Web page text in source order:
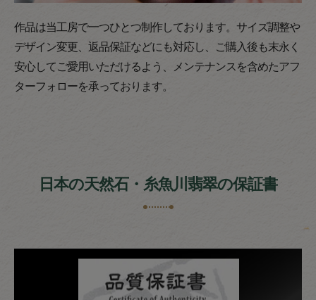
作品は当工房で一つひとつ制作しております。サイズ調整や
デザイン変更、返品保証などにも対応し、ご購入後も末永く
安心してご愛用いただけるよう、メンテナンスを含めたアフ
ターフォローを承っております。
日本の天然石・糸魚川翡翠の保証書